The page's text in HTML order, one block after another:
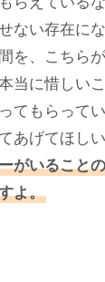
ない存在に
を、こちら
当に惜しい
てもらって
あげてほし
がいること
よ。